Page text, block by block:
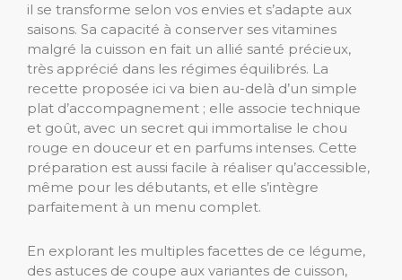
il se transforme selon vos envies et s’adapte aux
saisons. Sa capacité à conserver ses vitamines
malgré la cuisson en fait un allié santé précieux,
très apprécié dans les régimes équilibrés. La
recette proposée ici va bien au-delà d’un simple
plat d’accompagnement ; elle associe technique
et goût, avec un secret qui immortalise le chou
rouge en douceur et en parfums intenses. Cette
préparation est aussi facile à réaliser qu’accessible,
même pour les débutants, et elle s’intègre
parfaitement à un menu complet.
En explorant les multiples facettes de ce légume,
des astuces de coupe aux variantes de cuisson,